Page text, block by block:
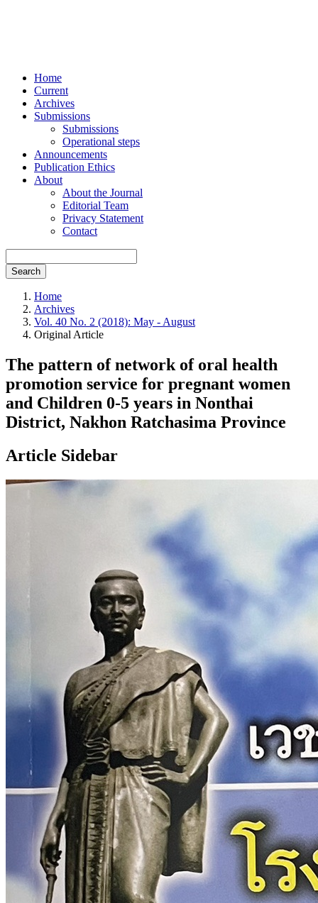
Home
Current
Archives
Submissions
Submissions
Operational steps
Announcements
Publication Ethics
About
About the Journal
Editorial Team
Privacy Statement
Contact
Search
Home
Archives
Vol. 40 No. 2 (2018): May - August
Original Article
The pattern of network of oral health
promotion service for pregnant women
and Children 0-5 years in Nonthai
District, Nakhon Ratchasima Province
Article Sidebar